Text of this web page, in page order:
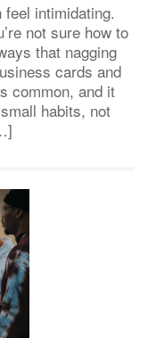
intimidating.
not sure how to
that nagging
cards and
common, and it
habits, not